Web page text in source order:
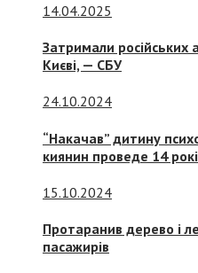
14.04.2025
Затримали російських
Києві, — СБУ
24.10.2024
“Накачав” дитину
киянин проведе 14
15.10.2024
Протаранив дерево і
пасажирів